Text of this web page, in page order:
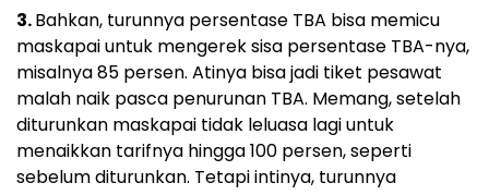
3.Bahkan, turunnya persentase TBA bisa memicu
maskapai untuk mengerek sisa persentase TBA-nya,
misalnya 85 persen. Atinya bisa jadi tiket pesawat
malah naik pasca penurunan TBA. Memang, setelah
diturunkan maskapai tidak leluasa lagi untuk
menaikkan tarifnya hingga 100 persen, seperti
sebelum diturunkan. Tetapi intinya, turunnya